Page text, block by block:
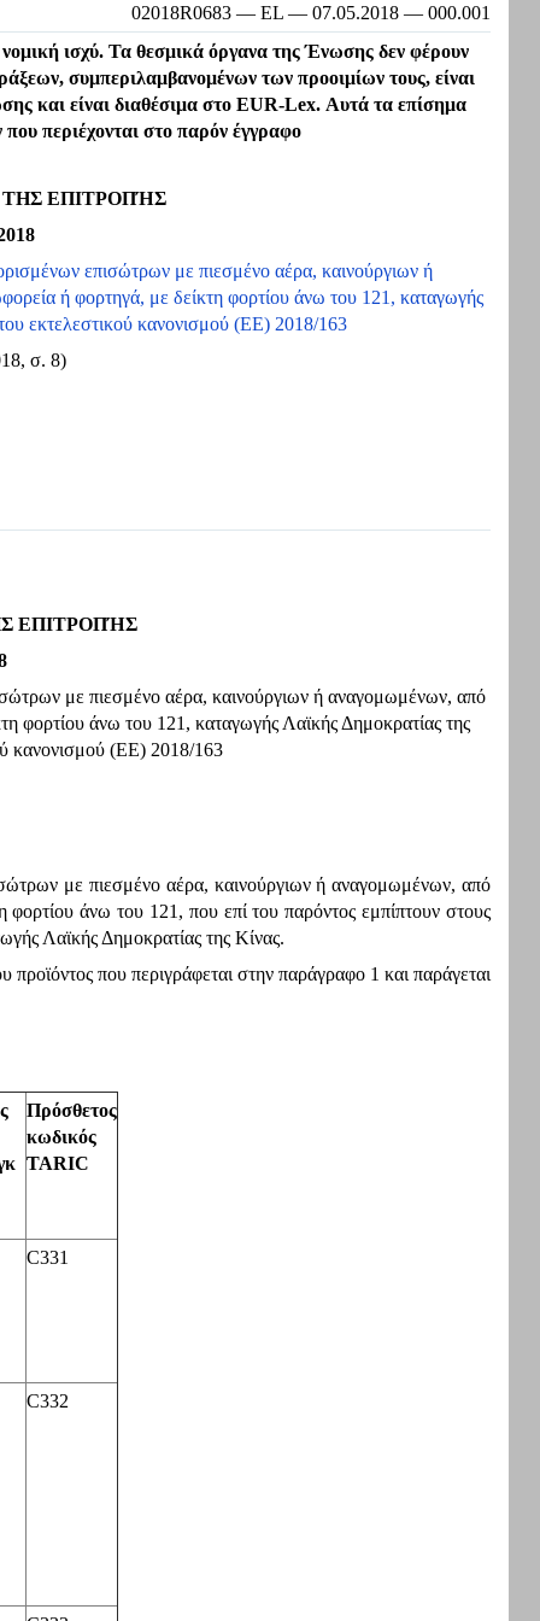
02018R0683 — EL — 07.05.2018 — 000.001
ισχύ. Τα θεσμικά όργανα της Ένωσης δεν φέρουν
συμπεριλαμβανομένων των προοιμίων τους, είναι
και είναι διαθέσιμα στο EUR-Lex. Αυτά τα επίσημα
περιέχονται στο παρόν έγγραφο
ΤΗΣ ΕΠΙΤΡΟΠΉΣ
επισώτρων με πιεσμένο αέρα, καινούργιων ή
ή φορτηγά, με δείκτη φορτίου άνω του 121, καταγωγής
εκτελεστικού κανονισμού (ΕΕ) 2018/163
σ. 8)
ΕΠΙΤΡΟΠΉΣ
με πιεσμένο αέρα, καινούργιων ή αναγομωμένων, από
φορτίου άνω του 121, καταγωγής Λαϊκής Δημοκρατίας της
κανονισμού (ΕΕ) 2018/163
με πιεσμένο αέρα, καινούργιων ή αναγομωμένων, από
άνω του 121, που επί του παρόντος εμπίπτουν στους
Λαϊκής Δημοκρατίας της Κίνας.
που περιγράφεται στην παράγραφο 1 και παράγεται
Πρόσθετος
κωδικός
TARIC
C331
C332